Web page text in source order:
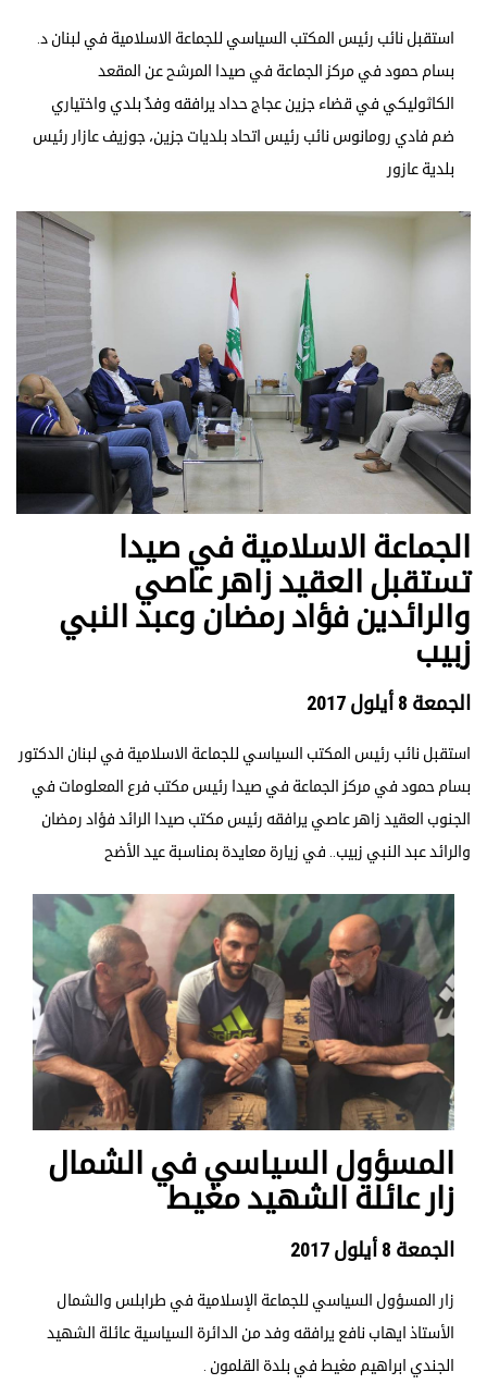
استقبل نائب رئيس المكتب السياسي للجماعة الاسلامية في لبنان د.
بسام حمود في مركز الجماعة في صيدا المرشح عن المقعد
الكاثوليكي في قضاء جزين عجاج حداد يرافقه وفدٌ بلدي واختياري
ضم فادي رومانوس نائب رئيس اتحاد بلديات جزين، جوزيف عازار رئيس
بلدية عازور
الجماعة الاسلامية في صيدا
تستقبل العقيد زاهر عاصي
والرائدين فؤاد رمضان وعبد النبي
زبيب
الجمعة 8 أيلول 2017
استقبل نائب رئيس المكتب السياسي للجماعة الاسلامية في لبنان الدكتور
بسام حمود في مركز الجماعة في صيدا رئيس مكتب فرع المعلومات في
الجنوب العقيد زاهر عاصي يرافقه رئيس مكتب صيدا الرائد فؤاد رمضان
والرائد عبد النبي زبيب.. في زيارة معايدة بمناسبة عيد الأضح
المسؤول السياسي في الشمال
زار عائلة الشهيد مغيط
الجمعة 8 أيلول 2017
زار المسؤول السياسي للجماعة الإسلامية في طرابلس والشمال
الأستاذ ايهاب نافع يرافقه وفد من الدائرة السياسية عائلة الشهيد
الجندي ابراهيم مغيط في بلدة القلمون .